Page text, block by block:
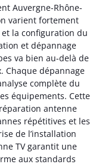
Auvergne-Rhône-
varient fortement
et la configuration du
et dépannage
va bien au-delà de
Chaque dépannage
complète du
équipements. Cette
antenne
répétitives et les
de l’installation
TV garantit une
aux standards